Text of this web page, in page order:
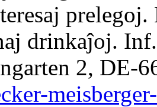
drinkaĵoj.
2, DE-